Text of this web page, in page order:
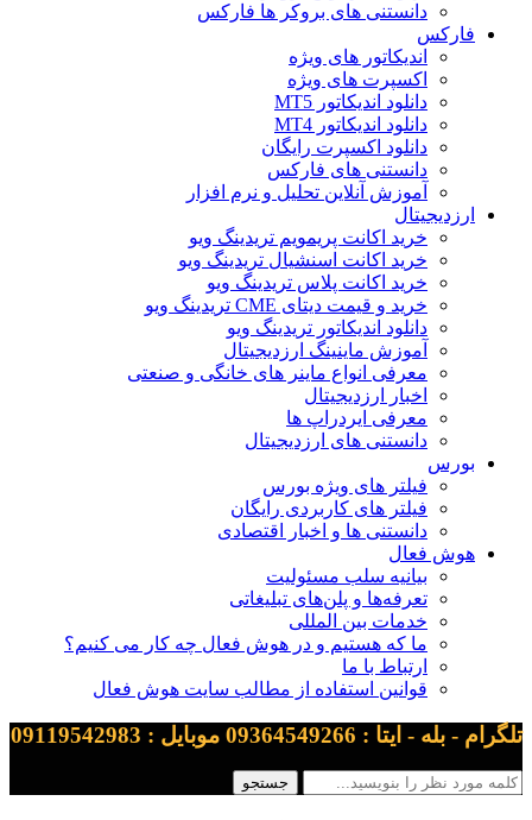
دانستنی های بروکر ها فارکس
فارکس
اندیکاتور های ویژه
اکسپرت های ویژه
دانلود اندیکاتور MT5
دانلود اندیکاتور MT4
دانلود اکسپرت رایگان
دانستنی های فارکس
آموزش آنلاین تحلیل و نرم افزار
ارزدیجیتال
خرید اکانت پریمویم تریدینگ ویو
خرید اکانت اسنشیال تریدینگ ویو
خرید اکانت پلاس تریدینگ ویو
خرید و قیمت دیتای CME تریدینگ ویو
دانلود اندیکاتور تریدینگ ویو
آموزش ماینینگ ارزدیجیتال
معرفی انواع ماینر های خانگی و صنعتی
اخبار ارزدیجیتال
معرفی ایردراپ ها
دانستنی های ارزدیجیتال
بورس
فیلتر های ویژه بورس
فیلتر های کاربردی رایگان
دانستنی ها و اخبار اقتصادی
هوش فعال
بیانیه سلب مسئولیت
تعرفه‌ها و پلن‌های تبلیغاتی
خدمات بین المللی
ما که هستیم و در هوش فعال چه کار می کنیم؟
ارتباط با ما
قوانین استفاده از مطالب سایت هوش فعال
تلگرام - بله - ایتا : 09364549266 موبایل : 09119542983